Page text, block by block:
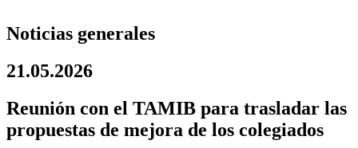
Noticias generales
21.05.2026
Reunión con el TAMIB para trasladar las
propuestas de mejora de los colegiados